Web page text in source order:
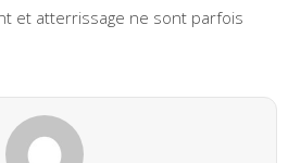
et atterrissage ne sont parfois